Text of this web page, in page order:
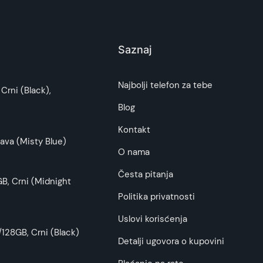
stane na vaš telefon.
potrebe da skidate futrolu.
ove futrole ostvarujete uštedu od čak 600
što tačnije i detaljnije ali ne može da
(Black),
(Misty Blue)
Crni (Midnight
Crni (Black)
Saznaj
Najbolji telefon za tebe
Blog
Kontakt
O nama
Česta pitanja
Politika privatnosti
Uslovi korisćenja
Detalji ugovora o kupovini